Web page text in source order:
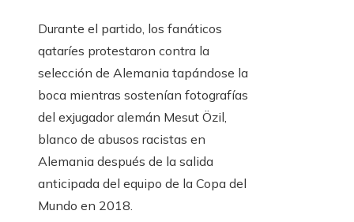
Durante el partido, los fanáticos
qataríes protestaron contra la
selección de Alemania tapándose la
boca mientras sostenían fotografías
del exjugador alemán Mesut Özil,
blanco de abusos racistas en
Alemania después de la salida
anticipada del equipo de la Copa del
Mundo en 2018.